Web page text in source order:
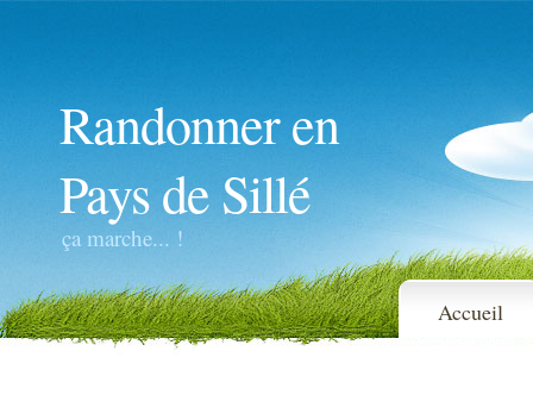
Randonner en
Pays de Sillé
ça marche... !
Accueil